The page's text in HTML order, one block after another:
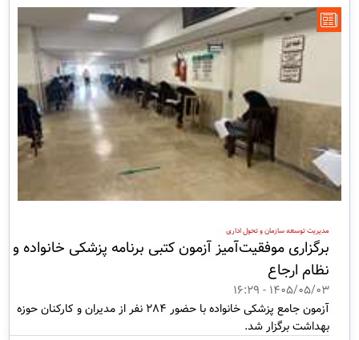
مدیریت توسعه سازمان و تحول اداری
برگزاری موفقیت‌آمیز آزمون کتبی برنامه پزشکی خانواده و
نظام ارجاع
1405/05/03 - 16:29
آزمون جامع پزشکی خانواده با حضور 284 نفر از مدیران و کارکنان حوزه
بهداشت برگزار شد.